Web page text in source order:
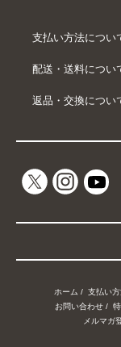
支払い方法につい
配送・送料につい
返品・交換につい
ホーム / 支払い
お問い合わせ/
メルマガ